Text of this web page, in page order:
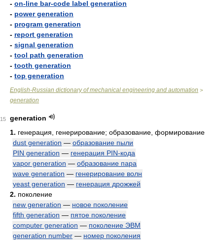
- on-line bar-code label generation
- power generation
- program generation
- report generation
- signal generation
- tool path generation
- tooth generation
- top generation
English-Russian dictionary of mechanical engineering and automation >
generation
15
generation
1. генерация, генерирование; образование, формирование
dust generation — образование пыли
PIN generation — генерация PIN-кода
vapor generation — образование пара
wave generation — генерирование волн
yeast generation — генерация дрожжей
2. поколение
new generation — новое поколение
fifth generation — пятое поколение
computer generation — поколение ЭВМ
generation number — номер поколения